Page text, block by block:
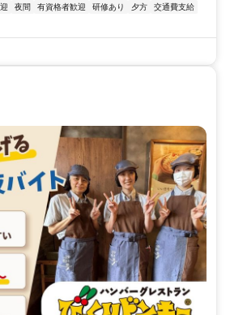
夜間 有資格者歓迎 研修あり 夕方
交通費支給